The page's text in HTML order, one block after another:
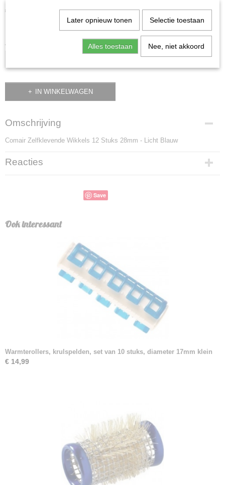
€ 7,95
Aantal
IN WINKELWAGEN
Omschrijving
Comair Zelfklevende Wikkels 12 Stuks 28mm - Licht Blauw
Reacties
Save
Ook interessant
Warmterollers, krulspelden, set van 10 stuks, diameter 17mm klein
€ 14,99
Later opnieuw tonen Selectie toestaan
Alles toestaan Nee, niet akkoord